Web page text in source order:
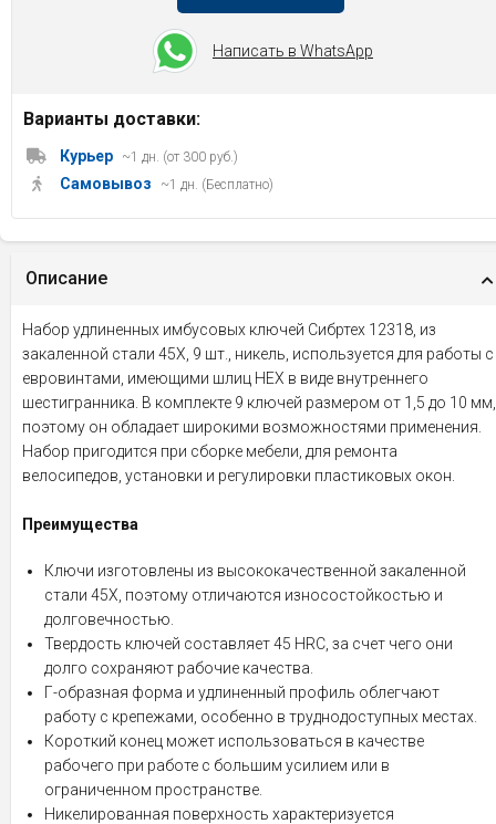
Написать в WhatsApp
Варианты доставки:
Курьер ~1 дн. (от 300 руб.)
Самовывоз ~1 дн. (Бесплатно)
Описание
Набор удлиненных имбусовых ключей Сибртех 12318, из
закаленной стали 45Х, 9 шт., никель, используется для работы с
евровинтами, имеющими шлиц HEX в виде внутреннего
шестигранника. В комплекте 9 ключей размером от 1,5 до 10 мм,
поэтому он обладает широкими возможностями применения.
Набор пригодится при сборке мебели, для ремонта
велосипедов, установки и регулировки пластиковых окон.
Преимущества
Ключи изготовлены из высококачественной закаленной
стали 45Х, поэтому отличаются износостойкостью и
долговечностью.
Твердость ключей составляет 45 HRC, за счет чего они
долго сохраняют рабочие качества.
Г-образная форма и удлиненный профиль облегчают
работу с крепежами, особенно в труднодоступных местах.
Короткий конец может использоваться в качестве
рабочего при работе с большим усилием или в
ограниченном пространстве.
Никелированная поверхность характеризуется